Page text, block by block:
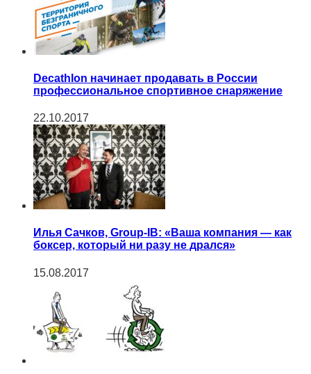
Decathlon начинает продавать в России
профессиональное спортивное снаряжение
22.10.2017
Илья Сачков, Group-IB: «Ваша компания — как
боксер, который ни разу не дрался»
15.08.2017